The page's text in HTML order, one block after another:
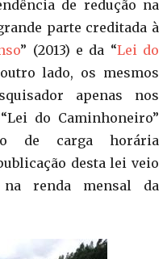
de redução na
parte creditada à
” (2013) e da “Lei do
lado, os mesmos
apenas nos
do Caminhoneiro”
de carga horária
desta lei veio
renda mensal da